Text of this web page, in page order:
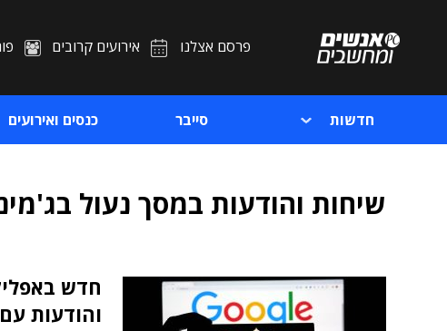
פרסם אצלנו אירועים קרובים
חדשות סייבר כנסים ואירועים
שיחות והודעות במסך נעול
חדש
והודעות